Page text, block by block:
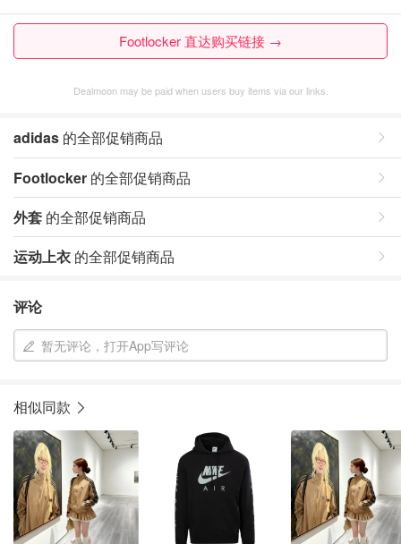
Footlocker 直达购买链接 →
Dealmoon may be paid when users buy items via our links.
adidas 的全部促销商品
Footlocker 的全部促销商品
外套 的全部促销商品
运动上衣 的全部促销商品
评论
暂无评论，打开App写评论
相似同款